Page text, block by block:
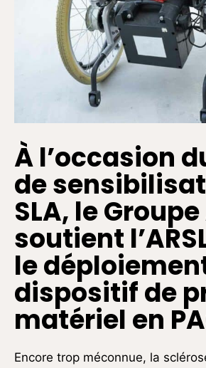
À l’occasion
de
SLA, le Groupe
soutient
le
dispositif de
matériel en
Encore trop méconnue, la